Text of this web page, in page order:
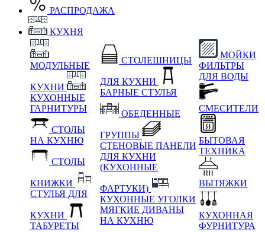
РАСПРОДАЖА
КУХНЯ
МОДУЛЬНЫЕ
КУХНИ
КУХОННЫЕ
ГАРНИТУРЫ
СТОЛЫ
НА КУХНЮ
СТОЛЫ
КНИЖКИ
СТУЛЬЯ ДЛЯ
КУХНИ
ТАБУРЕТЫ
СТОЛЕШНИЦЫ
ДЛЯ КУХНИ
БАРНЫЕ СТУЛЬЯ
ОБЕДЕННЫЕ
ГРУППЫ
СТЕНОВЫЕ ПАНЕЛИ
ДЛЯ КУХНИ
(КУХОННЫЕ
ФАРТУКИ)
КУХОННЫЕ УГОЛКИ
МЯГКИЕ ДИВАНЫ
НА КУХНЮ
МОЙКИ
ФИЛЬТРЫ
ДЛЯ ВОДЫ
СМЕСИТЕЛИ
БЫТОВАЯ
ТЕХНИКА
ВЫТЯЖКИ
КУХОННАЯ
ФУРНИТУРА